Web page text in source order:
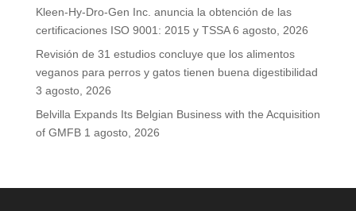
Kleen-Hy-Dro-Gen Inc. anuncia la obtención de las
certificaciones ISO 9001: 2015 y TSSA 6 agosto, 2026
Revisión de 31 estudios concluye que los alimentos
veganos para perros y gatos tienen buena digestibilidad
3 agosto, 2026
Belvilla Expands Its Belgian Business with the Acquisition
of GMFB 1 agosto, 2026